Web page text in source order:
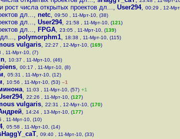
рост числа открытых проектов дл..., User294, 00:29 , 12-
дл..., netc, 09:50 , 11-Мрт-10, (38)
дл..., User294, 21:58 , 11-Мрт-10, (121)
дл..., FPGA, 23:05 , 11-Мрт-10, (139)
, polymorphm1, 18:38 , 11-Мрт-10, (115)
vulgaris, 22:27 , 12-Мрт-10, (169)
, 11-Мрт-10, (7)
, 10:37 , 11-Мрт-10, (46)
, 00:17 , 11-Мрт-10, (8)
, 05:31 , 11-Мрт-10, (12)
, 10:56 , 11-Мрт-10, (53) –1
, 11:03 , 11-Мрт-10, (57) +1
, 22:26 , 11-Мрт-10, (127)
vulgaris, 22:31 , 12-Мрт-10, (170)
, 14:24 , 13-Мрт-10, (177)
, 11-Мрт-10, (10)
, 05:58 , 11-Мрт-10, (14)
, 09:40 , 11-Мрт-10, (33)